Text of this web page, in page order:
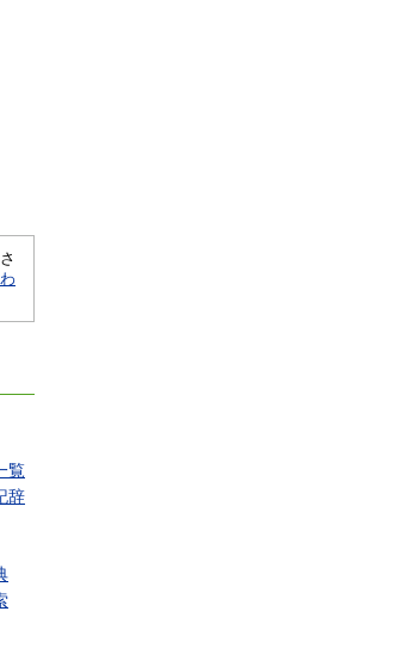
覧
辞